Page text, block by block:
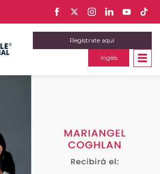
Regístrate aquí
Inglés